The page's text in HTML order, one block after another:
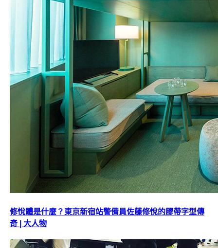
修悅體是什麼？東京新宿站警備員佐藤修悅的膠帶字型傳
奇 | 大人物